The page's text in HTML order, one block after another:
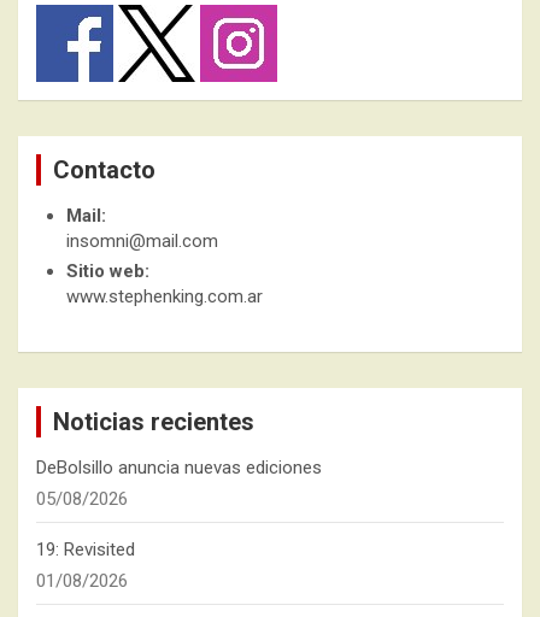
Contacto
Mail:
insomni@mail.com
Sitio web:
www.stephenking.com.ar
Noticias recientes
DeBolsillo anuncia nuevas ediciones
05/08/2026
19: Revisited
01/08/2026